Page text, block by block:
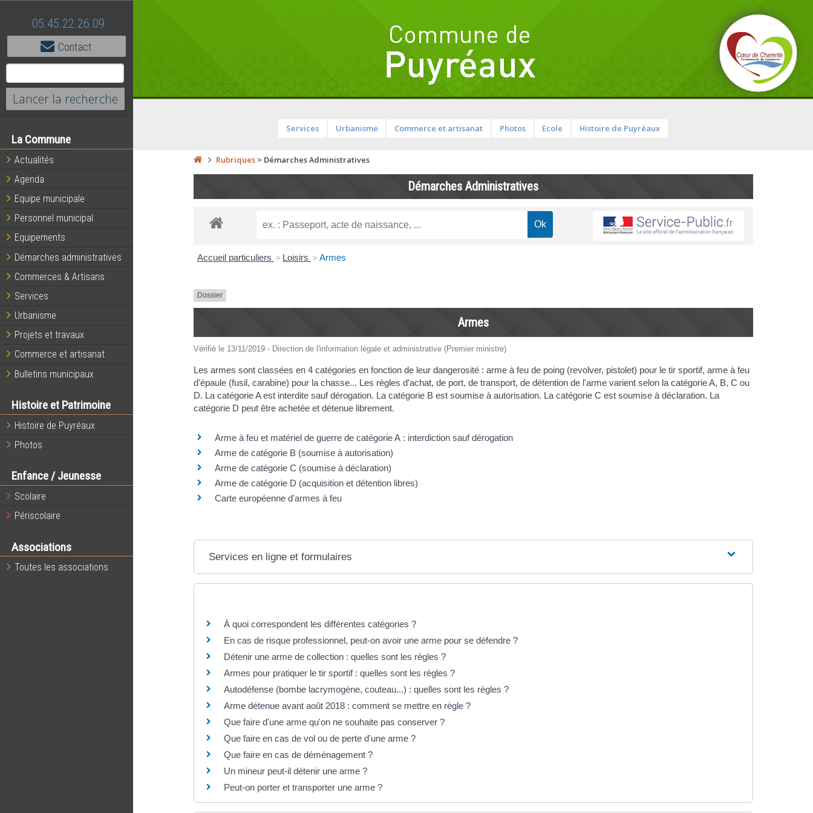
05.45.22.26.09
Contact
La Commune
Actualités
Agenda
Equipe municipale
Personnel municipal
Equipements
Démarches administratives
Commerces & Artisans
Services
Urbanisme
Projets et travaux
Commerce et artisanat
Bulletins municipaux
Histoire et Patrimoine
Histoire de Puyréaux
Photos
Enfance / Jeunesse
Scolaire
Périscolaire
Associations
Toutes les associations
Services Urbanisme Commerce et artisanat Photos Ecole Histoire de Puyréaux
Rubriques> Démarches Administratives
Démarches Administratives
Accueil particuliers > Loisirs > Armes
Dossier
Armes
Vérifié le 13/11/2019 - Direction de l'information légale et administrative (Premier ministre)
Les armes sont classées en 4 catégories en fonction de leur dangerosité : arme à feu de poing (revolver, pistolet) pour le tir sportif, arme à feu
d'épaule (fusil, carabine) pour la chasse... Les règles d'achat, de port, de transport, de détention de l'arme varient selon la catégorie A, B, C ou
D. La catégorie A est interdite sauf dérogation. La catégorie B est soumise à autorisation. La catégorie C est soumise à déclaration. La
catégorie D peut être achetée et détenue librement.
Arme à feu et matériel de guerre de catégorie A : interdiction sauf dérogation
Arme de catégorie B (soumise à autorisation)
Arme de catégorie C (soumise à déclaration)
Arme de catégorie D (acquisition et détention libres)
Carte européenne d'armes à feu
Services en ligne et formulaires
À quoi correspondent les différentes catégories ?
En cas de risque professionnel, peut-on avoir une arme pour se défendre ?
Détenir une arme de collection : quelles sont les règles ?
Armes pour pratiquer le tir sportif : quelles sont les règles ?
Autodéfense (bombe lacrymogène, couteau...) : quelles sont les règles ?
Arme détenue avant août 2018 : comment se mettre en règle ?
Que faire d'une arme qu'on ne souhaite pas conserver ?
Que faire en cas de vol ou de perte d'une arme ?
Que faire en cas de déménagement ?
Un mineur peut-il détenir une arme ?
Peut-on porter et transporter une arme ?